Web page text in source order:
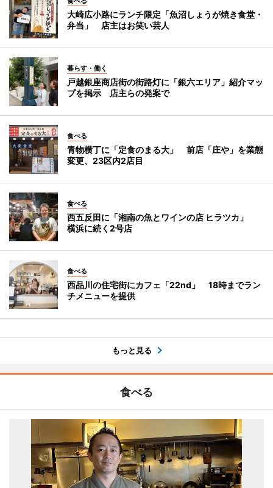
大崎広小路にランチ限定「魚沼しょうが焼き食堂・
弁当」 店主はお笑い芸人
暮らす・働く
戸越銀座商店街の街路灯に「銀六エリア」紹介マッ
プを掲示 店主らの発案で
食べる
青物横丁に「定食のまる大」 前店「庄や」を業態
変更、23区内2店目
食べる
西五反田に「湘南の魚とワインの店 ヒラツカ」
横浜に続く2号店
食べる
西品川の住宅街にカフェ「22nd」 18時までラン
チメニューを提供
もっと見る
食べる